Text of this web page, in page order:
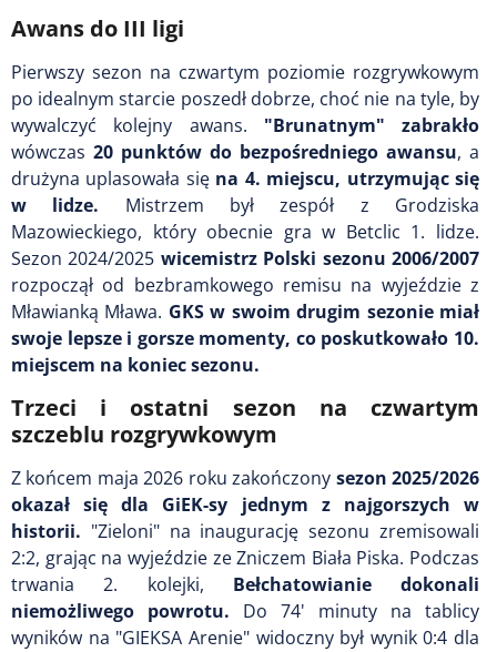
Awans do III ligi
Pierwszy sezon na czwartym poziomie rozgrywkowym
po idealnym starcie poszedł dobrze, choć nie na tyle, by
wywalczyć kolejny awans. "Brunatnym" zabrakło
wówczas 20 punktów do bezpośredniego awansu, a
drużyna uplasowała się na 4. miejscu, utrzymując się
w lidze. Mistrzem był zespół z Grodziska
Mazowieckiego, który obecnie gra w Betclic 1. lidze.
Sezon 2024/2025 wicemistrz Polski sezonu 2006/2007
rozpoczął od bezbramkowego remisu na wyjeździe z
Mławianką Mława. GKS w swoim drugim sezonie miał
swoje lepsze i gorsze momenty, co poskutkowało 10.
miejscem na koniec sezonu.
Trzeci i ostatni sezon na czwartym
szczeblu rozgrywkowym
Z końcem maja 2026 roku zakończony sezon 2025/2026
okazał się dla GiEK-sy jednym z najgorszych w
historii. "Zieloni" na inaugurację sezonu zremisowali
2:2, grając na wyjeździe ze Zniczem Biała Piska. Podczas
trwania 2. kolejki, Bełchatowianie dokonali
niemożliwego powrotu. Do 74' minuty na tablicy
wyników na "GIEKSA Arenie" widoczny był wynik 0:4 dla